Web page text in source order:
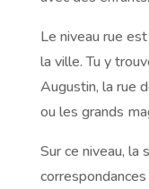
Le niveau rue
la ville. Tu y
Augustin, la rue
ou les grands
Sur ce niveau, la